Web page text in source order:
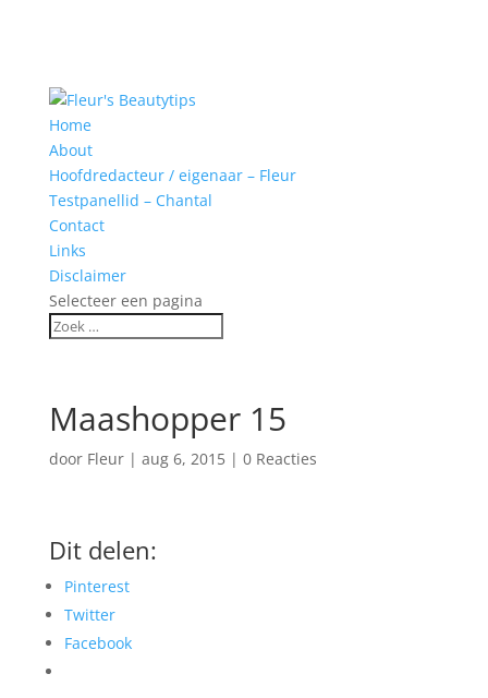
Home
About
Hoofdredacteur / eigenaar – Fleur
Testpanellid – Chantal
Contact
Links
Disclaimer
Selecteer een pagina
Maashopper 15
door Fleur| aug 6, 2015| 0 Reacties
Dit delen:
Pinterest
Twitter
Facebook